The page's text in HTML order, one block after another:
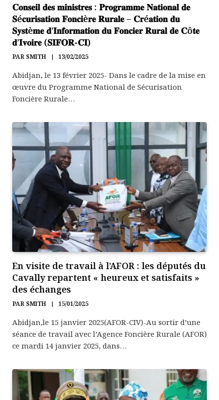
𝐂𝐨𝐧𝐬𝐞𝐢𝐥 𝐝𝐞𝐬 𝐦𝐢𝐧𝐢𝐬𝐭𝐫𝐞𝐬 : 𝐏𝐫𝐨𝐠𝐫𝐚𝐦𝐦𝐞 𝐍𝐚𝐭𝐢𝐨𝐧𝐚𝐥 𝐝𝐞
𝐒é𝐜𝐮𝐫𝐢𝐬𝐚𝐭𝐢𝐨𝐧 𝐅𝐨𝐧𝐜𝐢è𝐫𝐞 𝐑𝐮𝐫𝐚𝐥𝐞 – 𝐂𝐫é𝐚𝐭𝐢𝐨𝐧 𝐝𝐮
𝐒𝐲𝐬𝐭è𝐦𝐞 𝐝’𝐈𝐧𝐟𝐨𝐫𝐦𝐚𝐭𝐢𝐨𝐧 𝐝𝐮 𝐅𝐨𝐧𝐜𝐢𝐞𝐫 𝐑𝐮𝐫𝐚𝐥 𝐝𝐞 𝐂ô𝐭𝐞
𝐝’𝐈𝐯𝐨𝐢𝐫𝐞 (𝐒𝐈𝐅𝐎𝐑-𝐂𝐈)
PAR SMITH 13/02/2025
Abidjan, le 13 février 2025- Dans le cadre de la mise en
œuvre du Programme National de Sécurisation
Foncière Rurale…
En visite de travail à l’AFOR : les députés du
Cavally repartent « heureux et satisfaits »
des échanges
PAR SMITH 15/01/2025
Abidjan,le 15 janvier 2025(AFOR-CIV)-Au sortir d’une
séance de travail avec l’Agence Foncière Rurale (AFOR)
ce mardi 14 janvier 2025, dans…